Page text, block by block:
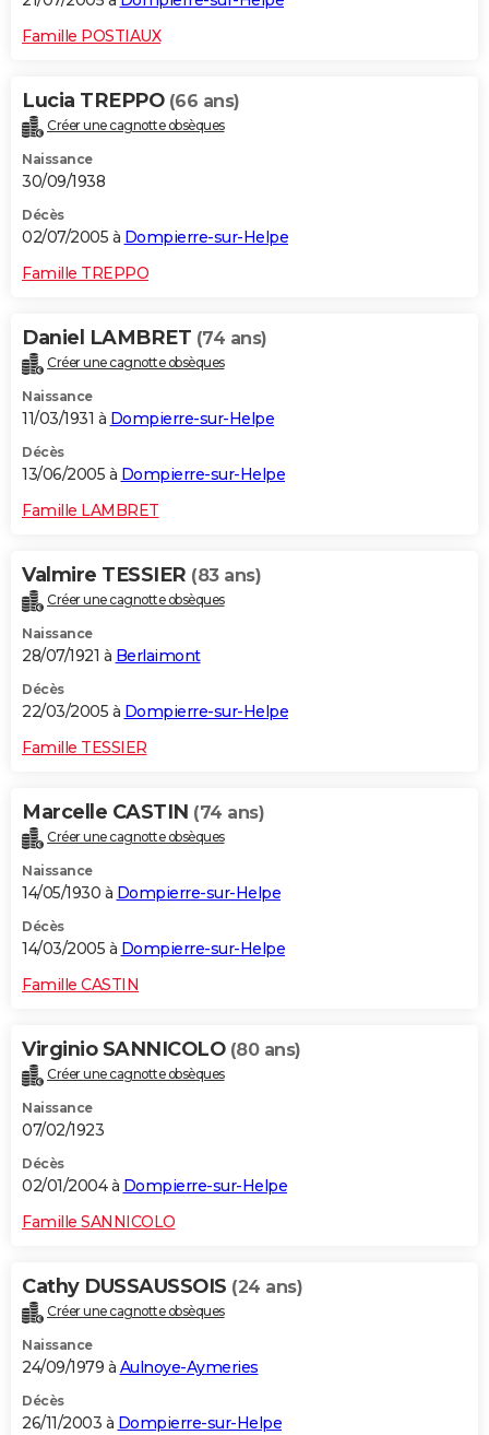
Famille POSTIAUX
Lucia TREPPO (66 ans)
Créer une cagnotte obsèques
Naissance
30/09/1938
Décès
02/07/2005 à Dompierre-sur-Helpe
Famille TREPPO
Daniel LAMBRET (74 ans)
Créer une cagnotte obsèques
Naissance
11/03/1931 à Dompierre-sur-Helpe
Décès
13/06/2005 à Dompierre-sur-Helpe
Famille LAMBRET
Valmire TESSIER (83 ans)
Créer une cagnotte obsèques
Naissance
28/07/1921 à Berlaimont
Décès
22/03/2005 à Dompierre-sur-Helpe
Famille TESSIER
Marcelle CASTIN (74 ans)
Créer une cagnotte obsèques
Naissance
14/05/1930 à Dompierre-sur-Helpe
Décès
14/03/2005 à Dompierre-sur-Helpe
Famille CASTIN
Virginio SANNICOLO (80 ans)
Créer une cagnotte obsèques
Naissance
07/02/1923
Décès
02/01/2004 à Dompierre-sur-Helpe
Famille SANNICOLO
Cathy DUSSAUSSOIS (24 ans)
Créer une cagnotte obsèques
Naissance
24/09/1979 à Aulnoye-Aymeries
Décès
26/11/2003 à Dompierre-sur-Helpe